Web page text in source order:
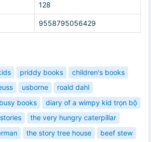
128
9558795056429
priddy books
children's books
usborne
roald dahl
busy books
diary of a wimpy kid trọn bộ
the very hungry caterpillar
the story tree house
beef stew